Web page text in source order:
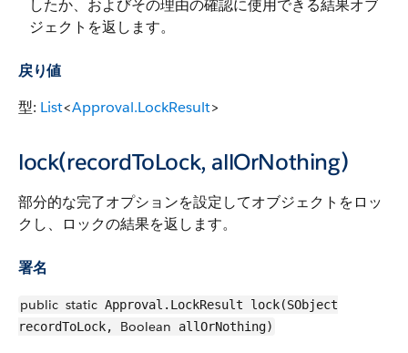
したか、およびその理由の確認に使用できる結果オブ
ジェクトを返します。
戻り値
型: List<Approval.LockResult>
lock(recordToLock, allOrNothing)
部分的な完了オプションを設定してオブジェクトをロッ
クし、ロックの結果を返します。
署名
public static Approval.LockResult lock(SObject
recordToLock, Boolean allOrNothing)